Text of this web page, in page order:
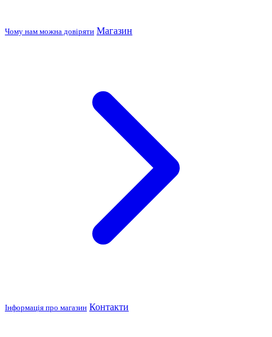
Чому нам можна довіряти Магазин
Інформація про магазин Контакти